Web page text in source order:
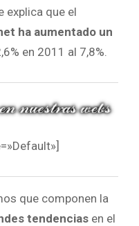
explica que el
ha aumentado un
en 2011 al 7,8%.
que componen la
tendencias en el